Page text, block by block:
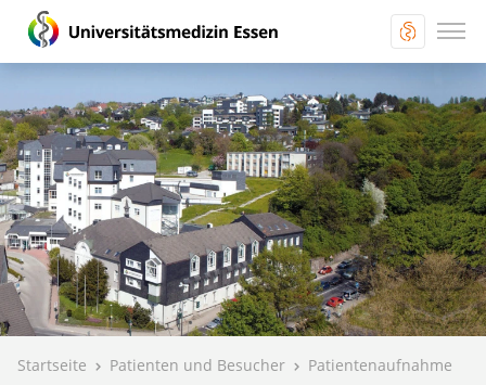
Startseite Patienten und Besucher Patientenaufnahme